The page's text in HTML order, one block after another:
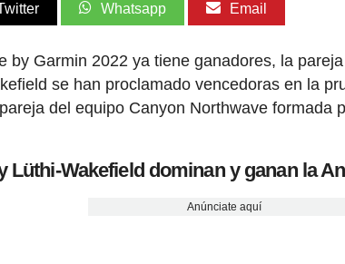
Whatsapp Email
by Garmin 2022 ya tiene ganadores, la
se han proclamado vencedoras en la
del equipo Canyon Northwave formada
Lüthi-Wakefield dominan y ganan la
Anúnciate aquí